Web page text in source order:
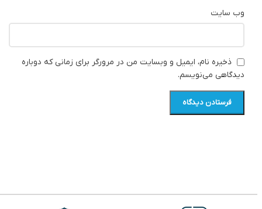
وب‌ سایت
ذخیره نام، ایمیل و وبسایت من در مرورگر برای زمانی که دوباره
دیدگاهی می‌نویسم.